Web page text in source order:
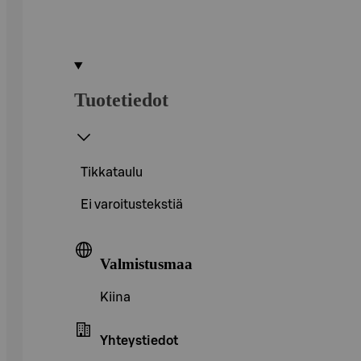
Tuotetiedot
Tikkataulu
Ei varoitustekstiä
Valmistusmaa
Kiina
Yhteystiedot